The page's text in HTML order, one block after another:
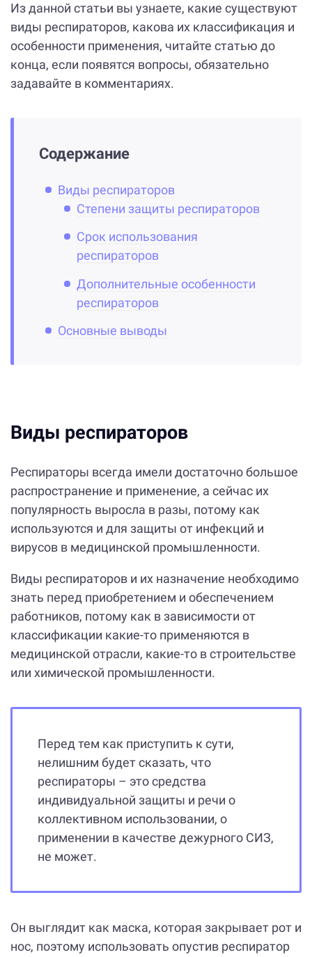
Из данной статьи вы узнаете, какие существуют
виды респираторов, какова их классификация и
особенности применения, читайте статью до
конца, если появятся вопросы, обязательно
задавайте в комментариях.
Содержание
Виды респираторов
Степени защиты респираторов
Срок использования
респираторов
Дополнительные особенности
респираторов
Основные выводы
Виды респираторов
Респираторы всегда имели достаточно большое
распространение и применение, а сейчас их
популярность выросла в разы, потому как
используются и для защиты от инфекций и
вирусов в медицинской промышленности.
Виды респираторов и их назначение необходимо
знать перед приобретением и обеспечением
работников, потому как в зависимости от
классификации какие-то применяются в
медицинской отрасли, какие-то в строительстве
или химической промышленности.
Перед тем как приступить к сути,
нелишним будет сказать, что
респираторы – это средства
индивидуальной защиты и речи о
коллективном использовании, о
применении в качестве дежурного СИЗ,
не может.
Он выглядит как маска, которая закрывает рот и
нос, поэтому использовать опустив респиратор